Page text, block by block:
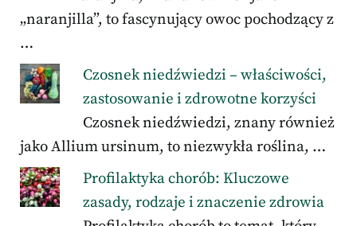
„naranjilla”, to fascynujący owoc pochodzący z
…
Czosnek niedźwiedzi – właściwości,
zastosowanie i zdrowotne korzyści
Czosnek niedźwiedzi, znany również
jako Allium ursinum, to niezwykła roślina, …
Profilaktyka chorób: Kluczowe
zasady, rodzaje i znaczenie zdrowia